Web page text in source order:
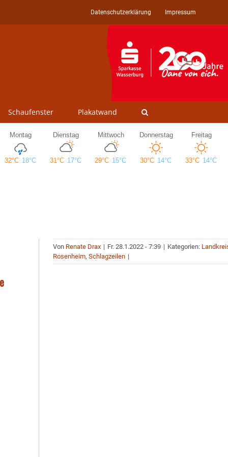
Datenschutzerklärung Impressum
Schaufenster Plakatwand
Von Renate Drax | Fr. 28.1.2022 - 7:39 | Kategorien:
Rosenheim,Schlagzeilen |